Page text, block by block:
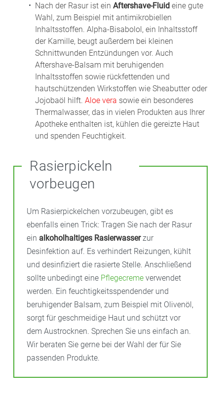
Nach der Rasur ist ein Aftershave-Fluid eine gute
Wahl, zum Beispiel mit antimikrobiellen
Inhaltsstoffen. Alpha-Bisabolol, ein Inhaltsstoff
der Kamille, beugt außerdem bei kleinen
Schnittwunden Entzündungen vor. Auch
Aftershave-Balsam mit beruhigenden
Inhaltsstoffen sowie rückfettenden und
hautschützenden Wirkstoffen wie Sheabutter oder
Jojobaöl hilft. Aloe vera sowie ein besonderes
Thermalwasser, das in vielen Produkten aus Ihrer
Apotheke enthalten ist, kühlen die gereizte Haut
und spenden Feuchtigkeit.
Rasierpickeln
vorbeugen
Um Rasierpickelchen vorzubeugen, gibt es
ebenfalls einen Trick: Tragen Sie nach der Rasur
ein alkoholhaltiges Rasierwasserzur
Desinfektion auf. Es verhindert Reizungen, kühlt
und desinfiziert die rasierte Stelle. Anschließend
sollte unbedingt eine Pflegecreme verwendet
werden. Ein feuchtigkeitsspendender und
beruhigender Balsam, zum Beispiel mit Olivenöl,
sorgt für geschmeidige Haut und schützt vor
dem Austrocknen. Sprechen Sie uns einfach an.
Wir beraten Sie gerne bei der Wahl der für Sie
passenden Produkte.